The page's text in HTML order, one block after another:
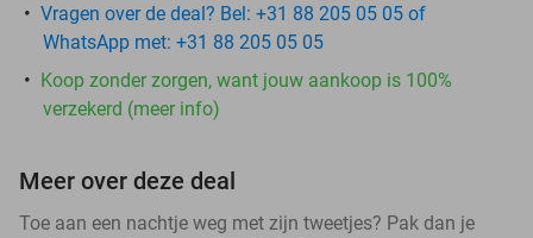
Vragen over de deal? Bel: +31 88 205 05 05 of
WhatsApp met: +31 88 205 05 05
Koop zonder zorgen, want jouw aankoop is 100%
verzekerd (meer info)
Meer over deze deal
Toe aan een nachtje weg met zijn tweetjes? Pak dan je